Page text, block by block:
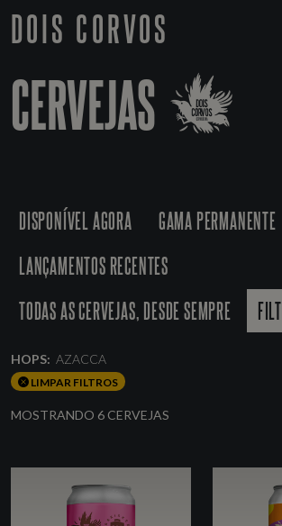
DOIS CORVOS
CERVEJAS
DISPONÍVEL AGORA
GAMA PERMANENTE
LANÇAMENTOS RECENTES
TODAS AS CERVEJAS, DESDE SEMPRE
HOPS: AZACCA
LIMPAR FILTROS
MOSTRANDO 6 CERVEJAS